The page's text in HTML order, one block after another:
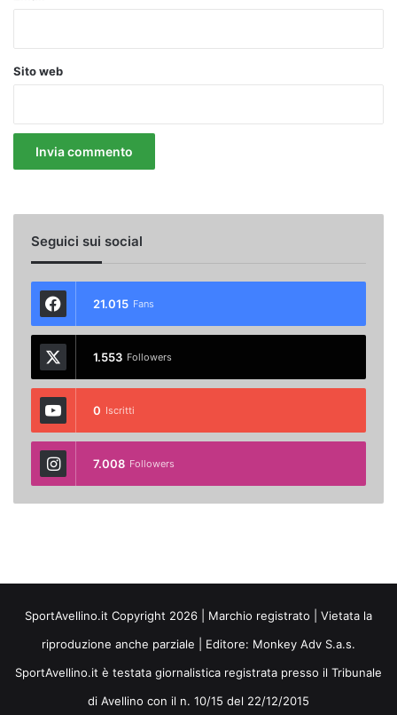
Sito web
Seguici sui social
21.015 Fans
1.553 Followers
0 Iscritti
7.008 Followers
SportAvellino.it Copyright 2026 | Marchio registrato | Vietata la
riproduzione anche parziale | Editore: Monkey Adv S.a.s.
SportAvellino.it è testata giornalistica registrata presso il Tribunale
di Avellino con il n. 10/15 del 22/12/2015